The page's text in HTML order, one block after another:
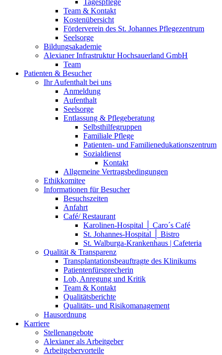
Tagespflege
Team & Kontakt
Kostenübersicht
Förderverein des St. Johannes Pflegezentrum
Seelsorge
Bildungsakademie
Alexianer Infrastruktur Hochsauerland GmbH
Team
Patienten & Besucher
Ihr Aufenthalt bei uns
Anmeldung
Aufenthalt
Seelsorge
Entlassung & Pflegeberatung
Selbsthilfegruppen
Familiale Pflege
Patienten- und Familienedukationszentrum
Sozialdienst
Kontakt
Allgemeine Vertragsbedingungen
Ethikkomitee
Informationen für Besucher
Besuchszeiten
Anfahrt
Café/ Restaurant
Karolinen-Hospital │ Caro´s Café
St. Johannes-Hospital │ Bistro
St. Walburga-Krankenhaus | Cafeteria
Qualität & Transparenz
Transplantationsbeauftragte des Klinikums
Patientenfürsprecherin
Lob, Anregung und Kritik
Team & Kontakt
Qualitätsberichte
Qualitäts- und Risikomanagement
Hausordnung
Karriere
Stellenangebote
Alexianer als Arbeitgeber
Arbeitgebervorteile